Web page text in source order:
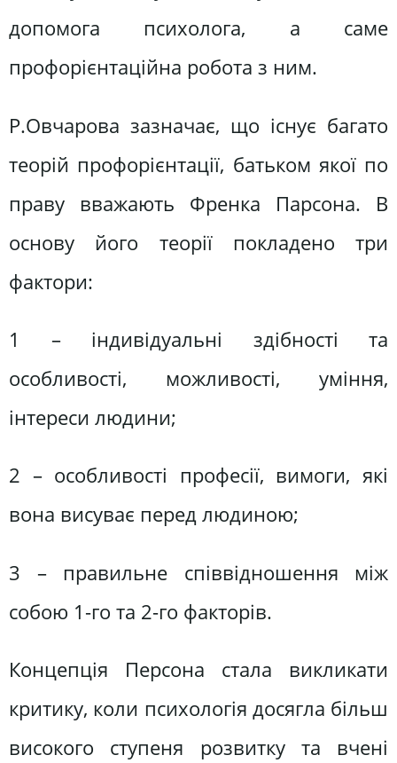
допомога психолога, а саме
профорієнтаційна робота з ним.
Р.Овчарова зазначає, що існує багато
теорій профорієнтації, батьком якої по
праву вважають Френка Парсона. В
основу його теорії покладено три
фактори:
1 – індивідуальні здібності та
особливості, можливості, уміння,
інтереси людини;
2 – особливості професії, вимоги, які
вона висуває перед людиною;
3 – правильне співвідношення між
собою 1-го та 2-го факторів.
Концепція Персона стала викликати
критику, коли психологія досягла більш
високого ступеня розвитку та вчені